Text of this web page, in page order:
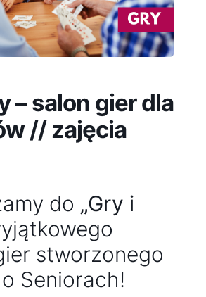
– salon gier dla
// zajęcia
do „Gry i
stworzonego
Seniorach!